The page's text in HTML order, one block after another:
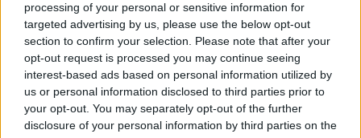
processing of your personal or sensitive information for
targeted advertising by us, please use the below opt-out
section to confirm your selection. Please note that after your
opt-out request is processed you may continue seeing
interest-based ads based on personal information utilized by
us or personal information disclosed to third parties prior to
your opt-out. You may separately opt-out of the further
disclosure of your personal information by third parties on the